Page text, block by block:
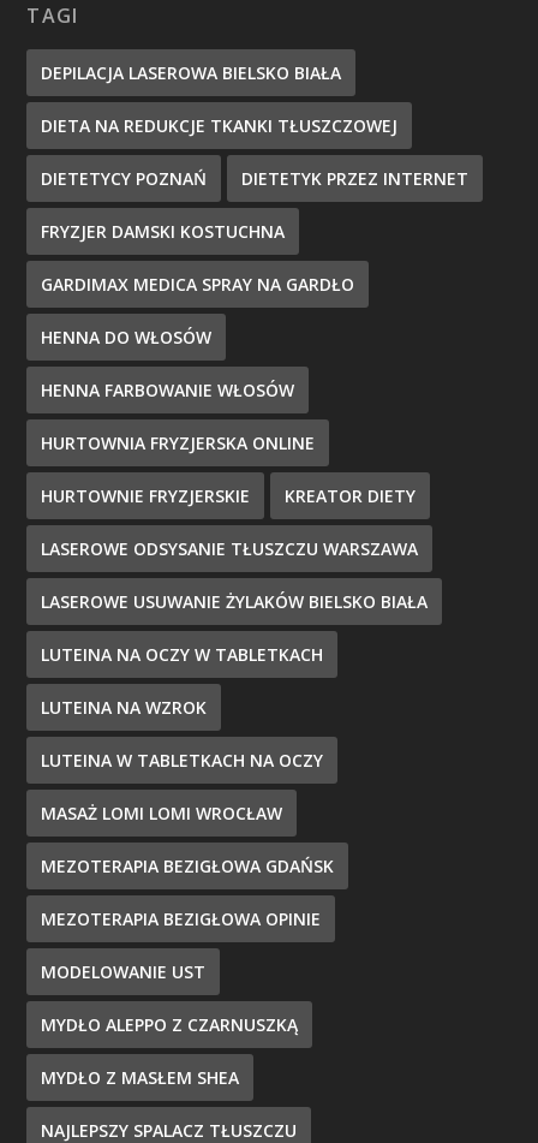
TAGI
DEPILACJA LASEROWA BIELSKO BIAŁA
DIETA NA REDUKCJE TKANKI TŁUSZCZOWEJ
DIETETYCY POZNAŃ DIETETYK PRZEZ INTERNET
FRYZJER DAMSKI KOSTUCHNA
GARDIMAX MEDICA SPRAY NA GARDŁO
HENNA DO WŁOSÓW
HENNA FARBOWANIE WŁOSÓW
HURTOWNIA FRYZJERSKA ONLINE
HURTOWNIE FRYZJERSKIE KREATOR DIETY
LASEROWE ODSYSANIE TŁUSZCZU WARSZAWA
LASEROWE USUWANIE ŻYLAKÓW BIELSKO BIAŁA
LUTEINA NA OCZY W TABLETKACH
LUTEINA NA WZROK
LUTEINA W TABLETKACH NA OCZY
MASAŻ LOMI LOMI WROCŁAW
MEZOTERAPIA BEZIGŁOWA GDAŃSK
MEZOTERAPIA BEZIGŁOWA OPINIE
MODELOWANIE UST
MYDŁO ALEPPO Z CZARNUSZKĄ
MYDŁO Z MASŁEM SHEA
NAJLEPSZY SPALACZ TŁUSZCZU